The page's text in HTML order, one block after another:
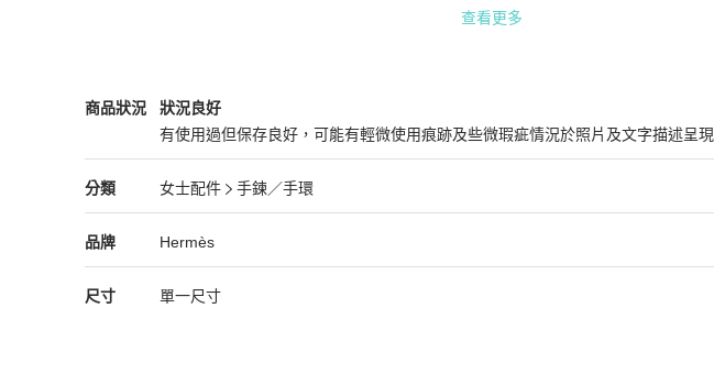
查看更多
商品狀況
Hermès女士配件商品狀態與細節
狀況良好
有使用過但保存良好，可能有輕微使用痕跡及些微瑕疵情況於照片及文字描述呈現
狀況良好
分類
Hermès 女士配件分類資訊
女士配件
手鍊／手環
女士配件/手鍊／手環推薦
品牌
Hermès 精品女士配件
Hermès
Hermès 推薦清單
尺寸 單一尺寸